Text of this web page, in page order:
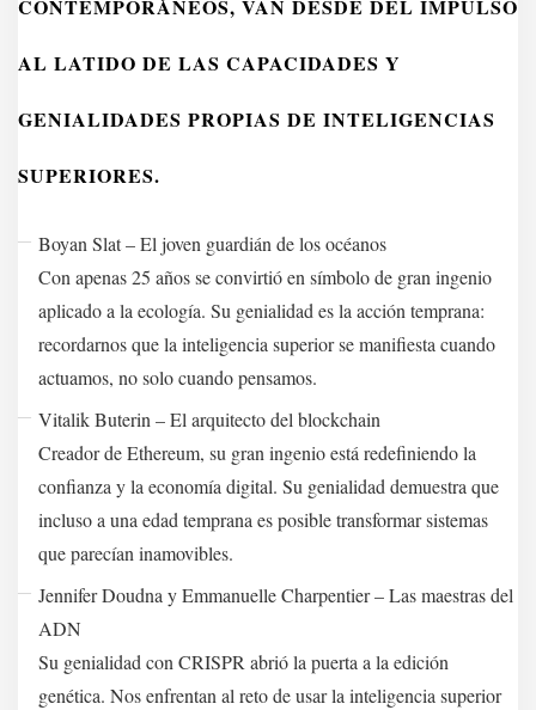
CONTEMPORÁNEOS, VAN DESDE DEL IMPULSO
AL LATIDO DE LAS CAPACIDADES Y
GENIALIDADES PROPIAS DE INTELIGENCIAS
SUPERIORES.
Boyan Slat – El joven guardián de los océanos
Con apenas 25 años se convirtió en símbolo de gran ingenio
aplicado a la ecología. Su genialidad es la acción temprana:
recordarnos que la inteligencia superior se manifiesta cuando
actuamos, no solo cuando pensamos.
Vitalik Buterin – El arquitecto del blockchain
Creador de Ethereum, su gran ingenio está redefiniendo la
confianza y la economía digital. Su genialidad demuestra que
incluso a una edad temprana es posible transformar sistemas
que parecían inamovibles.
Jennifer Doudna y Emmanuelle Charpentier – Las maestras del
ADN
Su genialidad con CRISPR abrió la puerta a la edición
genética. Nos enfrentan al reto de usar la inteligencia superior